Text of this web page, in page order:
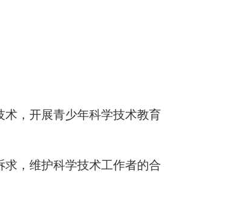
术，开展青少年科学技术教育
求，维护科学技术工作者的合